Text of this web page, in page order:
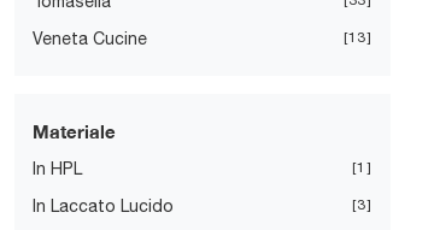
Veneta Cucine 13
Materiale
In HPL 1
In Laccato Lucido 3